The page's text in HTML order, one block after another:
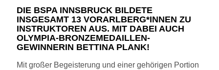
DIE BSPA INNSBRUCK BILDETE
INSGESAMT 13 VORARLBERG*INNEN ZU
INSTRUKTOREN AUS. MIT DABEI AUCH
OLYMPIA-BRONZEMEDAILLEN-
GEWINNERIN BETTINA PLANK!
Mit großer Begeisterung und einer gehörigen Portion